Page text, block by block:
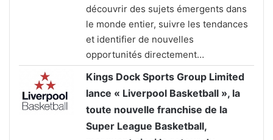
découvrir des sujets émergents dans
le monde entier, suivre les tendances
et identifier de nouvelles
opportunités directement…
Kings Dock Sports Group Limited
lance « Liverpool Basketball », la
toute nouvelle franchise de la
Super League Basketball,